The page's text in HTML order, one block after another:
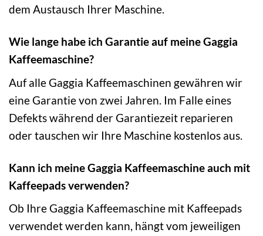
dem Austausch Ihrer Maschine.
Wie lange habe ich Garantie auf meine Gaggia
Kaffeemaschine?
Auf alle Gaggia Kaffeemaschinen gewähren wir
eine Garantie von zwei Jahren. Im Falle eines
Defekts während der Garantiezeit reparieren
oder tauschen wir Ihre Maschine kostenlos aus.
Kann ich meine Gaggia Kaffeemaschine auch mit
Kaffeepads verwenden?
Ob Ihre Gaggia Kaffeemaschine mit Kaffeepads
verwendet werden kann, hängt vom jeweiligen